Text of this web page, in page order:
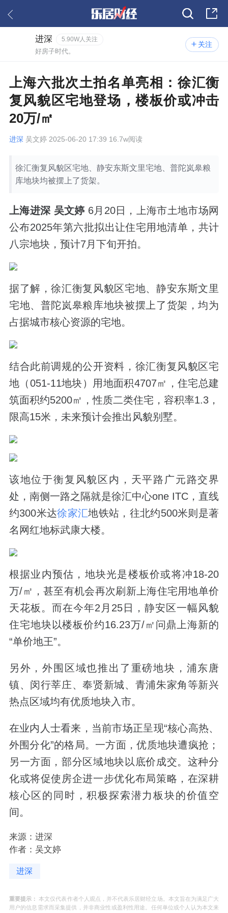
关注
进深 5.90W人关注
好房子时代。
上海六批次土拍名单亮相：徐汇衡
复风貌区宅地登场，楼板价或冲击
20万/㎡
进深 吴文婷 2025-06-20 17:39 16.7w阅读
徐汇衡复风貌区宅地、静安东斯文里宅地、普陀岚皋粮
库地块均被摆上了货架。
上海进深 吴文婷 6月20日，上海市土地市场网
公布2025年第六批拟出让住宅用地清单，共计
八宗地块，预计7月下旬开拍。
据了解，徐汇衡复风貌区宅地、静安东斯文里
宅地、普陀岚皋粮库地块被摆上了货架，均为
占据城市核心资源的宅地。
结合此前调规的公开资料，徐汇衡复风貌区宅
地（051-11地块）用地面积4707㎡，住宅总建
筑面积约5200㎡，性质二类住宅，容积率1.3，
限高15米，未来预计会推出风貌别墅。
该地位于衡复风貌区内，天平路广元路交界
处，南侧一路之隔就是徐汇中心one ITC，直线
约300米达徐家汇地铁站，往北约500米则是著
名网红地标武康大楼。
根据业内预估，地块光是楼板价或将冲18-20
万/㎡，甚至有机会再次刷新上海住宅用地单价
天花板。而在今年2月25日，静安区一幅风貌
住宅地块以楼板价约16.23万/㎡问鼎上海新的
“单价地王”。
另外，外围区域也推出了重磅地块，浦东唐
镇、闵行莘庄、奉贤新城、青浦朱家角等新兴
热点区域均有优质地块入市。
在业内人士看来，当前市场正呈现“核心高热、
外围分化”的格局。一方面，优质地块遭疯抢；
另一方面，部分区域地块以底价成交。这种分
化或将促使房企进一步优化布局策略，在深耕
核心区的同时，积极探索潜力板块的价值空
间。
来源：进深
作者：吴文婷
进深
重要提示： 本文仅代表作者个人观点，并不代表乐居财经立场。本文旨在为满足广大
用户的信息需求而采集提供，并非商业性或盈利性用途。任何单位或个人认为本文来